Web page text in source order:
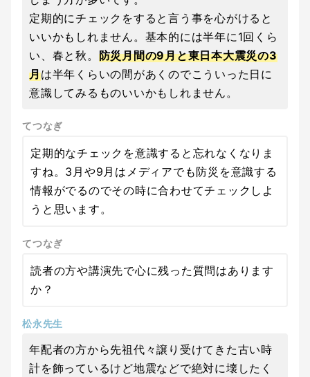
定期的にチェックをすると言う事を心がけると
いいかもしれません。基本的には半年に1回くら
い、春と秋。 防災月間の9月と東日本大震災の3
月は半年くらいの間があくのでこういった日に
意識してみるものいいかもしれません。
てつなぎ
定期的なチェックを意識すると忘れなくなりま
すね。3月や9月はメディアでも防災を意識する
情報がでるのでその時に合わせてチェックしよ
うと思います。
てつなぎ
読者の方や講演先で心に残った質問はあります
か？
松永先生
年配者の方から先祖代々譲り受けてきた古い時
計を飾っているけど地震などで絶対に壊したく